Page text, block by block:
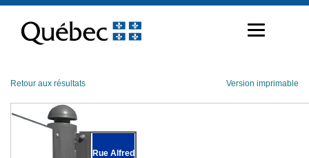
contenu
Retour aux résultats Version imprimable
Rue Alfred